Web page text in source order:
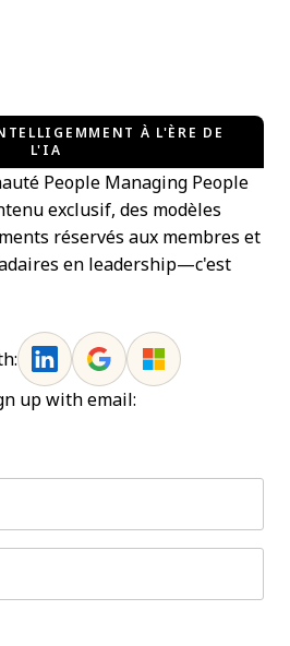
À L'ÈRE DE
L'IA
People Managing People
exclusif, des modèles
réservés aux membres et
en leadership—c'est
up with email: